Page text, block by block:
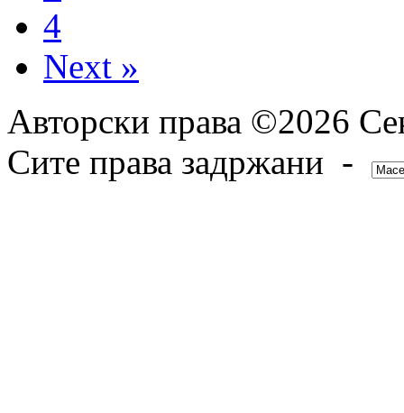
4
Next »
Авторски права ©2026
Сите права задржани -